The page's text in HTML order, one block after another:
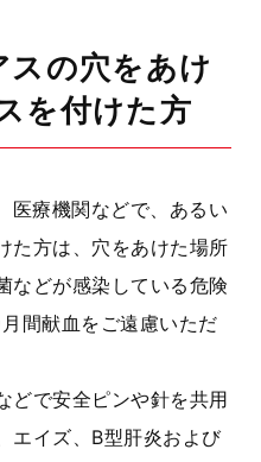
の穴をあけ
を付けた方
医療機関などで、あるい
た方は、穴をあけた場所
などが感染している危険
間献血をご遠慮いただ
で安全ピンや針を共用
エイズ、B型肝炎および